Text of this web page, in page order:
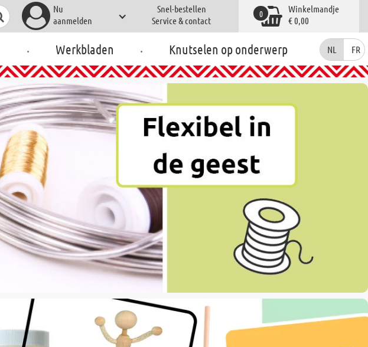
Nu
aanmelden
Snel-bestellen
Service & contact
Winkelmandje
€ 0,00
0
. Werkbladen . Knutselen op onderwerp NL FR